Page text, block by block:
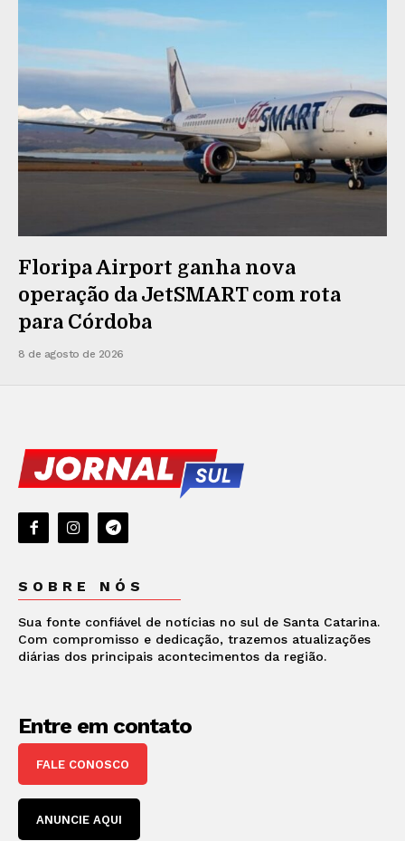
Floripa Airport ganha nova
operação da JetSMART com rota
para Córdoba
8 de agosto de 2026
SOBRE NÓS
Sua fonte confiável de notícias no sul de Santa Catarina.
Com compromisso e dedicação, trazemos atualizações
diárias dos principais acontecimentos da região.
Entre em contato
FALE CONOSCO
ANUNCIE AQUI